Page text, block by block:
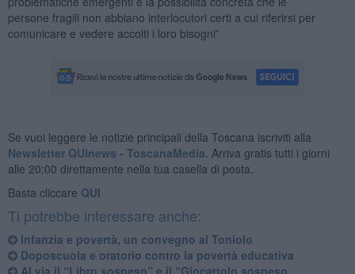
persone fragili non abbiano interlocutori certi a cui riferirsi per
comunicare e vedere accolti i loro bisogni”
Se vuoi leggere le notizie principali della Toscana iscriviti alla
Newsletter QUInews - ToscanaMedia. Arriva gratis tutti i giorni
alle 20:00 direttamente nella tua casella di posta.
Basta cliccare QUI
Ti potrebbe interessare anche:
Infanzia e povertà, un convegno al Toniolo
Doposcuola e oratorio contro la povertà educativa
Al via il “Libro sospeso” e il “Giocattolo sospeso